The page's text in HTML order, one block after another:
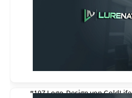
#197 Logo-Design vonGoldLife